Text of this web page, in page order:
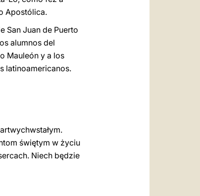
Apostólica.
San Juan de Puerto
alumnos del
Mauleón y a los
latinoamericanos.
świętym w życiu
Niech będzie